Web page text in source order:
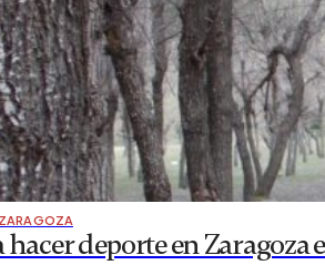
hacer deporte en